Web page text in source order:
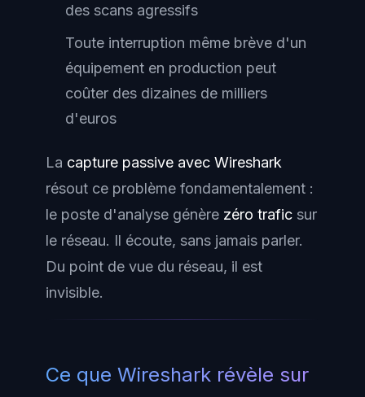
des scans agressifs
Toute interruption même brève d'un
équipement en production peut
coûter des dizaines de milliers
d'euros
La capture passive avec Wireshark
résout ce problème fondamentalement :
le poste d'analyse génère zéro trafic sur
le réseau. Il écoute, sans jamais parler.
Du point de vue du réseau, il est
invisible.
Ce que Wireshark révèle sur